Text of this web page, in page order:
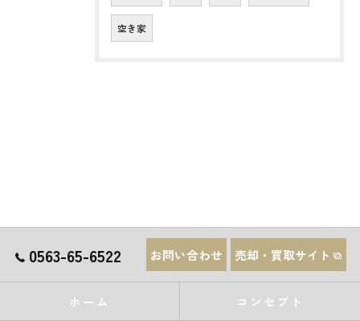
空き家
0563-65-6522 お問い合わせ 売却・買取サイト
ホーム コンセプト